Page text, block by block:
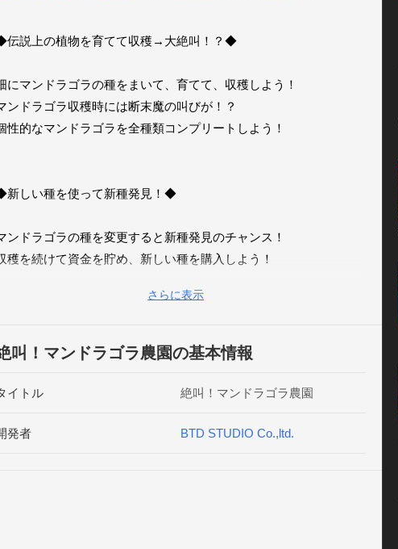
伝説上の植物を育てて収穫→大絶叫！？◆
にマンドラゴラの種をまいて、育てて、収穫しよう！
ンドラゴラ収穫時には断末魔の叫びが！？
性的なマンドラゴラを全種類コンプリートしよう！
新しい種を使って新種発見！◆
ンドラゴラの種を変更すると新種発見のチャンス！
穫を続けて資金を貯め、新しい種を購入しよう！
収穫コンボ達成で大金ゲット！！◆
ラキラ光るマンドラゴラを連続で収穫すると
ンドラゴラを畑に溜めて収穫コンボを狙おう！
さらに表示
叫！マンドラゴラ農園の基本情報
イトル 絶叫！マンドラゴラ農園
発者 BTD STUDIO Co.,ltd.